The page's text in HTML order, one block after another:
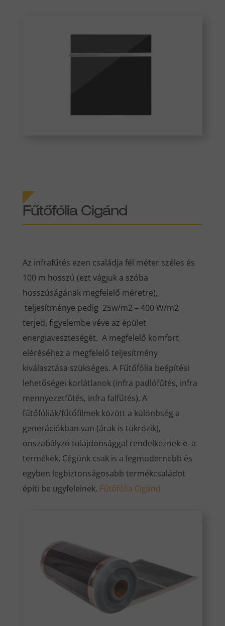
Fűtőfólia Cigánd
Az infrafűtés ezen családja fél méter széles és
100 m hosszú (ezt vágjuk a szóba
hosszúságának megfelelő méretre),
teljesítménye pedig 25w/m2 – 400 W/m2
terjed, figyelembe véve az épület
energiaveszteségét. A megfelelő komfort
eléréséhez a megfelelő teljesítmény
kiválasztása szükséges. A Fűtőfólia beépítési
lehetőségei korlátlanok (infra padlófűtés, infra
mennyezetfűtés, infra falfűtés). A
fűtőfóliák/fűtőfilmek között a különbség a
generációkban van (árak is tükrözik),
önszabályzó tulajdonsággal rendelkeznek-e a
termékek. Cégünk csak is a legmodernebb és
egyben legbiztonságosabb termékcsaládot
építi be ügyfeleinek. Fűtőfólia Cigánd